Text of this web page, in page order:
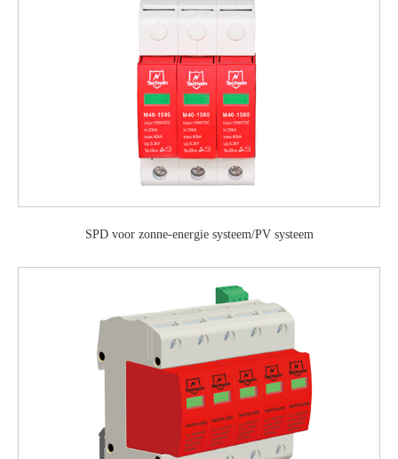
SPD voor zonne-energie systeem/PV systeem